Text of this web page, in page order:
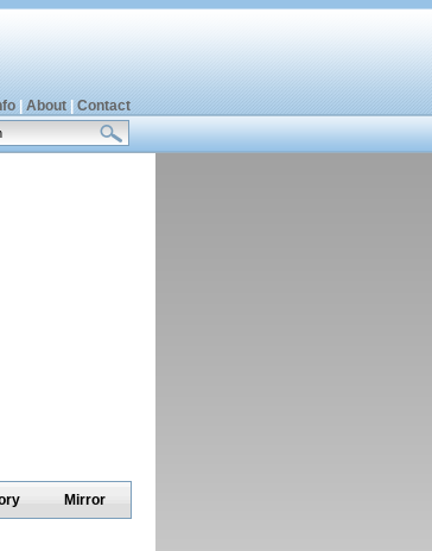
| About| Contact
Mirror